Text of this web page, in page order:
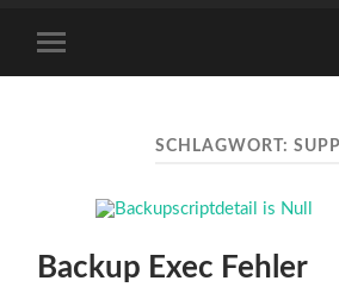
Menü
SCHLAGWORT:
Backup Exec Fehler